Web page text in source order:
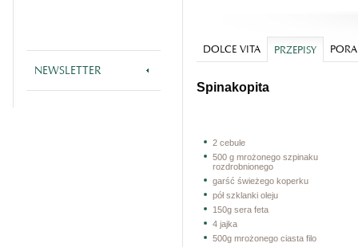
NEWSLETTER
DOLCE VITA PRZEPISY
Spinakopita
2 cebule
500 g mrożonego szpinaku
rozdrobnionego
garść świeżego koperku
pół szklanki oleju
150g sera feta
4 jajka
500g mrożonego ciasta filo